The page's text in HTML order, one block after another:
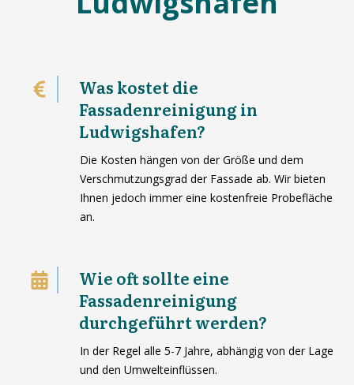
Was kostet die
Fassadenreinigung in
Ludwigshafen?
Die Kosten hängen von der Größe und dem
Verschmutzungsgrad der Fassade ab. Wir bieten
Ihnen jedoch immer eine kostenfreie Probefläche
an.
Wie oft sollte eine
Fassadenreinigung
durchgeführt werden?
In der Regel alle 5-7 Jahre, abhängig von der Lage
und den Umwelteinflüssen.